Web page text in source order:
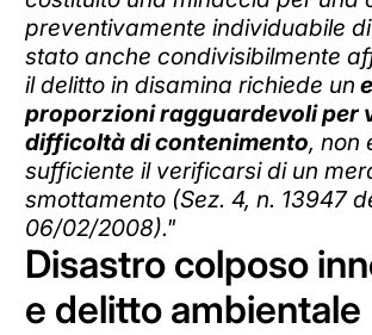
preventivamente individuabile
stato anche condivisibilmente
il delitto in disamina richiede un
proporzioni ragguardevoli per
difficoltà di contenimento, non
sufficiente il verificarsi di un
smottamento (Sez. 4, n. 13947
06/02/2008)."
Disastro colposo
e delitto ambientale